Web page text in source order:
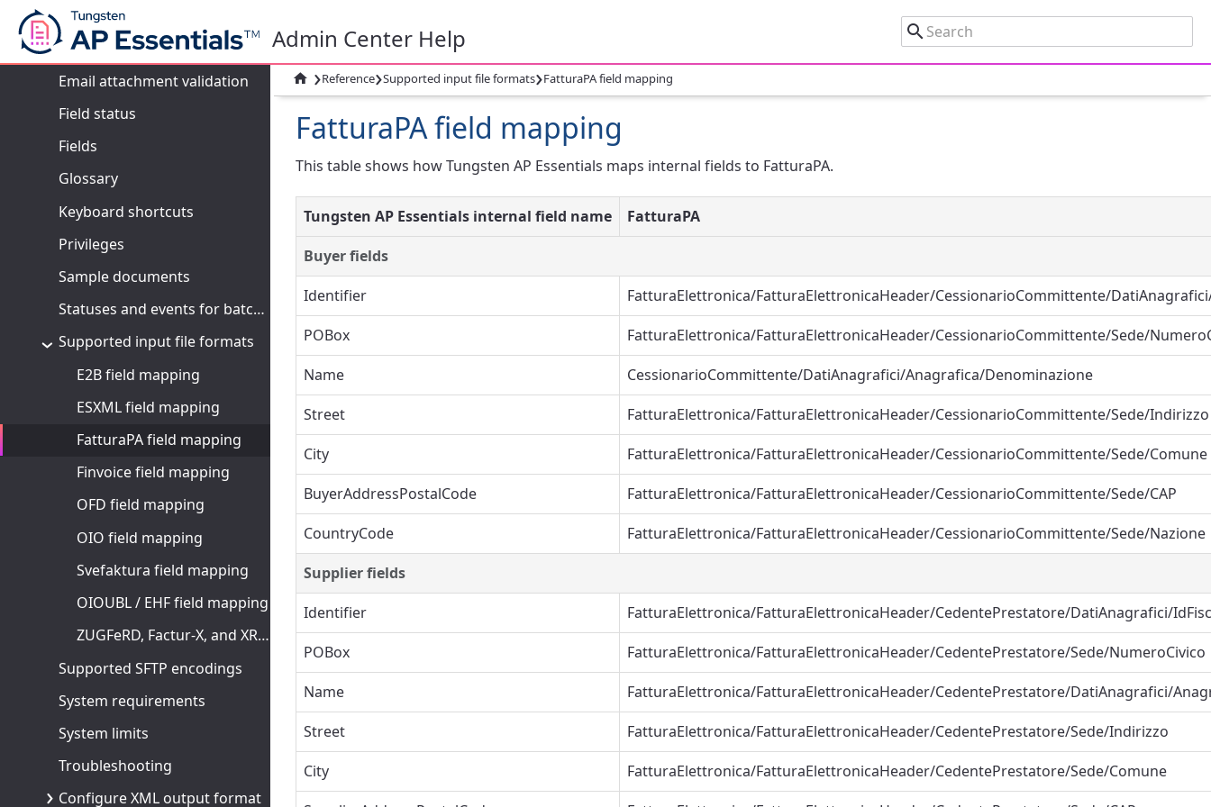
Admin Center Help
Copyright Notices
Data retention
Email attachment validation
Field status
Fields
Glossary
Keyboard shortcuts
Privileges
Sample documents
Statuses and events for batches and documents
Supported input file formats
E2B field mapping
ESXML field mapping
FatturaPA field mapping
Finvoice field mapping
OFD field mapping
OIO field mapping
Svefaktura field mapping
OIOUBL / EHF field mapping
ZUGFeRD, Factur-X, and XRechnung field mapping
Supported SFTP encodings
System requirements
System limits
Troubleshooting
Configure XML output format
 ›Reference›Supported input file formats›FatturaPA field mapping
FatturaPA field mapping
This table shows how Tungsten AP Essentials maps internal fields to FatturaPA.
Tungsten AP Essentials internal field name
FatturaPA
Buyer fields
Identifier
FatturaElettronica/FatturaElettronicaHeader/CessionarioCommittente/
POBox
FatturaElettronica/FatturaElettronicaHeader/CessionarioCommittente/Sede/
Name
CessionarioCommittente/DatiAnagrafici/Anagrafica/Denominazione
Street
FatturaElettronica/FatturaElettronicaHeader/CessionarioCommittente/Sede/Indirizzo
City
FatturaElettronica/FatturaElettronicaHeader/CessionarioCommittente/Sede/Comune
BuyerAddressPostalCode
FatturaElettronica/FatturaElettronicaHeader/CessionarioCommittente/Sede/CAP
CountryCode
FatturaElettronica/FatturaElettronicaHeader/CessionarioCommittente/Sede/Nazione
Supplier fields
Identifier
FatturaElettronica/FatturaElettronicaHeader/CedentePrestatore/DatiAnagrafici/
POBox
FatturaElettronica/FatturaElettronicaHeader/CedentePrestatore/Sede/NumeroCivico
Name
FatturaElettronica/FatturaElettronicaHeader/CedentePrestatore/DatiAnagrafici/
Street
FatturaElettronica/FatturaElettronicaHeader/CedentePrestatore/Sede/Indirizzo
City
FatturaElettronica/FatturaElettronicaHeader/CedentePrestatore/Sede/Comune